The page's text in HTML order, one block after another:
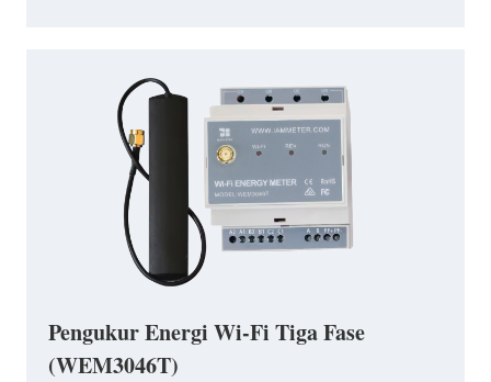
Pengukur Energi Wi-Fi Tiga Fase
(WEM3046T)